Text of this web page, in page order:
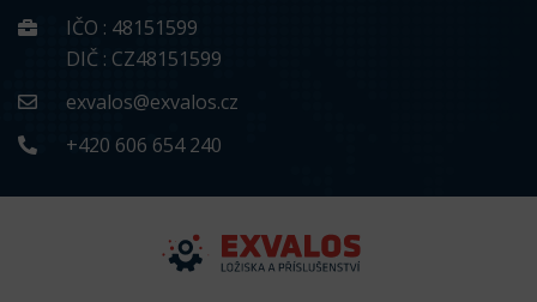
IČO : 48151599
DIČ : CZ48151599
exvalos@exvalos.cz
+420 606 654 240